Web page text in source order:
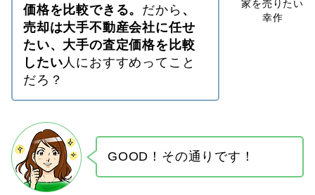
価格を比較できる。 だから 、
売却は大手不動産会社に任せ
たい、大手の査定価格を比較
したい 人におすすめってこと
だろ？
GOOD！その通りです！